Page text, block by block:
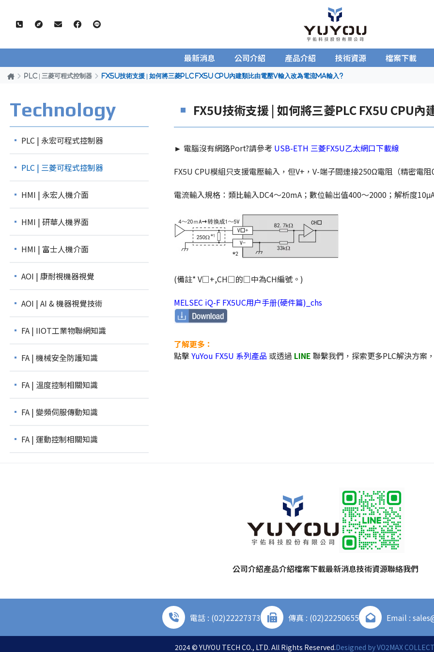
最新消息 公司介紹 產品介紹 技術資源 檔案下載
PLC | 三菱可程式控制器 FX5U技術支援 | 如何將三菱PLC FX5U CPU內建類比由電壓V輸入改為電流mA輸入?
Technology
PLC | 永宏可程式控制器
PLC | 三菱可程式控制器
HMI | 永宏人機介面
HMI | 研華人機界面
HMI | 富士人機介面
AOI | 康耐視機器視覺
AOI | AI & 機器視覺技術
FA | IIOT工業物聯網知識
FA | 機械安全防護知識
FA | 溫度控制相關知識
FA | 變頻伺服傳動知識
FA | 運動控制相關知識
FX5U技術支援 | 如何將三菱PLC FX5U CPU
► 電腦沒有網路Port?請參考 USB-ETH 三菱FX5U乙太網口下載線
FX5U CPU模組只支援電壓輸入，但V+，V-端子間連接250Ω電阻（精密電
電流輸入規格：類比輸入DC4～20mA；數位輸出值400～2000；解析度
(備註* V□+,CH□的□中為CH編號。)
MELSEC iQ-F FX5UC用户手册(硬件篇)_chs
了解更多：
點擊YuYou FX5U 系列產品 或透過 LINE 聯繫我們，探索更多PLC解決方案
公司介紹產品介紹檔案下載最新消息技術資源聯絡我們
電話 : (02)22227373 傳真 : (02)22250655 Email :
2024 © YUYOU TECH CO., LTD. All Rights Reserved.Designed byVO2MAX